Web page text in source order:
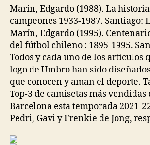
entrada
entrada
Marín, Edgardo (1988). La
campeones 1933-1987. Santiago:
Marín, Edgardo (1995).
del fútbol chileno : 1895-1995.
Todos y cada uno de los artículos
logo de Umbro han sido
que conocen y aman el deporte.
Top-3 de camisetas más vendidas
Barcelona esta temporada 2021-
Pedri, Gavi y Frenkie de Jong,